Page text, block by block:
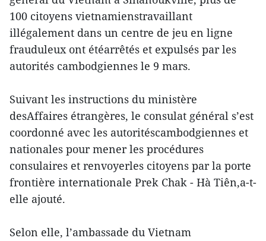
100 citoyens vietnamienstravaillant
illégalement dans un centre de jeu en ligne
frauduleux ont étéarrêtés et expulsés par les
autorités cambodgiennes le 9 mars.
Suivant les instructions du ministère
desAffaires étrangères, le consulat général s’est
coordonné avec les autoritéscambodgiennes et
nationales pour mener les procédures
consulaires et renvoyerles citoyens par la porte
frontière internationale Prek Chak - Hà Tiên,a-t-
elle ajouté.
Selon elle, l’ambassade du Vietnam